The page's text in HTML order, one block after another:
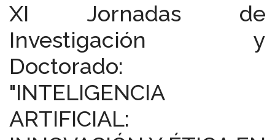
XI Jornadas de
Investigación y
Doctorado:
"INTELIGENCIA
ARTIFICIAL: